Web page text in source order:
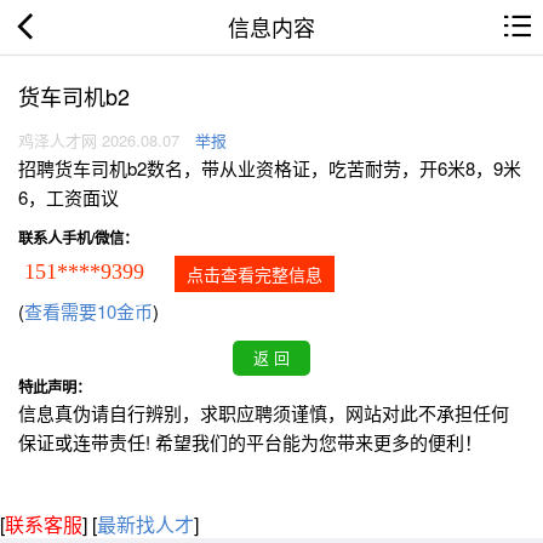
信息内容
货车司机b2
鸡泽人才网 2026.08.07 举报
招聘货车司机b2数名，带从业资格证，吃苦耐劳，开6米8，9米
6，工资面议
联系人手机/微信：
151****9399 点击查看完整信息
(查看需要10金币)
特此声明：
信息真伪请自行辨别，求职应聘须谨慎，网站对此不承担任何
保证或连带责任! 希望我们的平台能为您带来更多的便利！
[联系客服] [最新找人才]